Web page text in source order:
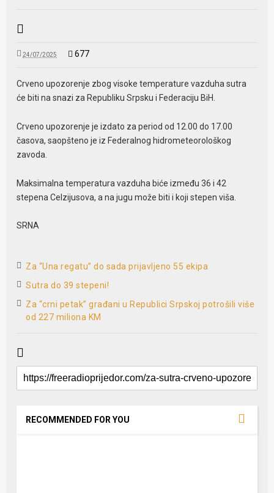
24/07/2025 677
Crveno upozorenje zbog visoke temperature vazduha sutra
će biti na snazi za Republiku Srpsku i Federaciju BiH.
Crveno upozorenje je izdato za period od 12.00 do 17.00
časova, saopšteno je iz Federalnog hidrometeorološkog
zavoda.
Maksimalna temperatura vazduha biće između 36 i 42
stepena Celzijusova, a na jugu može biti i koji stepen viša.
SRNA
Za “Una regatu” do sada prijavljeno 55 ekipa
Sutra do 39 stepeni!
Za “crni petak” građani u Republici Srpskoj potrošili više
od 227 miliona KM
RECOMMENDED FOR YOU